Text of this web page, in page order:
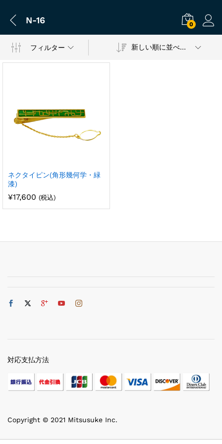
N-16 0
フィルター 新しい順に並べ替え
ネクタイピン(角形幾何学・緑
漆)
¥17,600 (税込)
Copyright © 2021 Mitsusuke Inc.
対応支払方法